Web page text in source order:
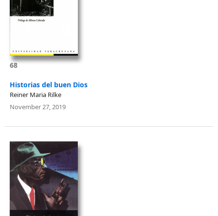
68
Historias del buen Dios
Reiner Maria Rilke
November 27, 2019